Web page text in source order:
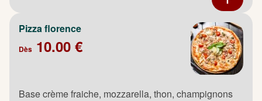
Pizza florence
Dès 10.00 €
Base crème fraiche, mozzarella, thon, champignons